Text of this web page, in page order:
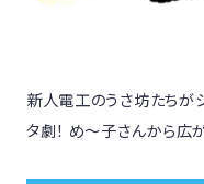
新人電工のうさ坊たちが
タ劇！ め〜子さんから広